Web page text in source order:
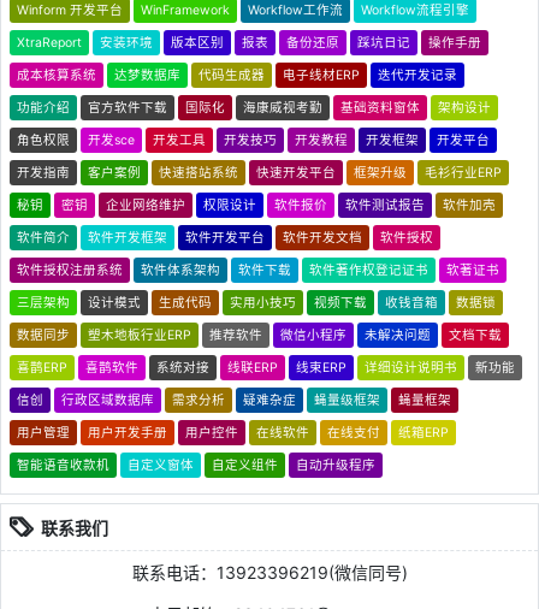
Winform 开发平台 WinFramework Workflow工作流 Workflow流程引擎
XtraReport 安装环境 版本区别 报表 备份还原 踩坑日记 操作手册
成本核算系统 达梦数据库 代码生成器 电子线材ERP 迭代开发记录
功能介绍 官方软件下载 国际化 海康威视考勤 基础资料窗体 架构设计
角色权限 开发sce 开发工具 开发技巧 开发教程 开发框架 开发平台
开发指南 客户案例 快速搭站系统 快速开发平台 框架升级 毛衫行业ERP
秘钥 密钥 企业网络维护 权限设计 软件报价 软件测试报告 软件加壳
软件简介 软件开发框架 软件开发平台 软件开发文档 软件授权
软件授权注册系统 软件体系架构 软件下载 软件著作权登记证书 软著证书
三层架构 设计模式 生成代码 实用小技巧 视频下载 收钱音箱 数据锁
数据同步 塑木地板行业ERP 推荐软件 微信小程序 未解决问题 文档下载
喜鹊ERP 喜鹊软件 系统对接 线联ERP 线束ERP 详细设计说明书 新功能
信创 行政区域数据库 需求分析 疑难杂症 蝇量级框架 蝇量框架
用户管理 用户开发手册 用户控件 在线软件 在线支付 纸箱ERP
智能语音收款机 自定义窗体 自定义组件 自动升级程序
联系我们
联系电话：13923396219(微信同号)